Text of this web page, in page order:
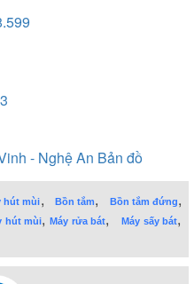
- Nghệ An Bản đồ
hút mùi, Bồn tắm, Bồn tắm đứng,
hút mùi,Máy rửa bát,Máy sấy bát,